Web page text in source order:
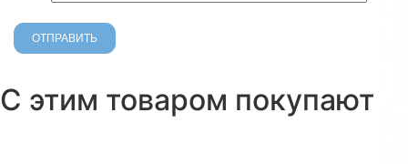
С этим товаром покупают